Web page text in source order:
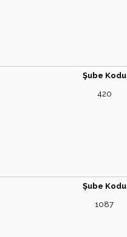
Şube Kodu
420
Şube Kodu
1087